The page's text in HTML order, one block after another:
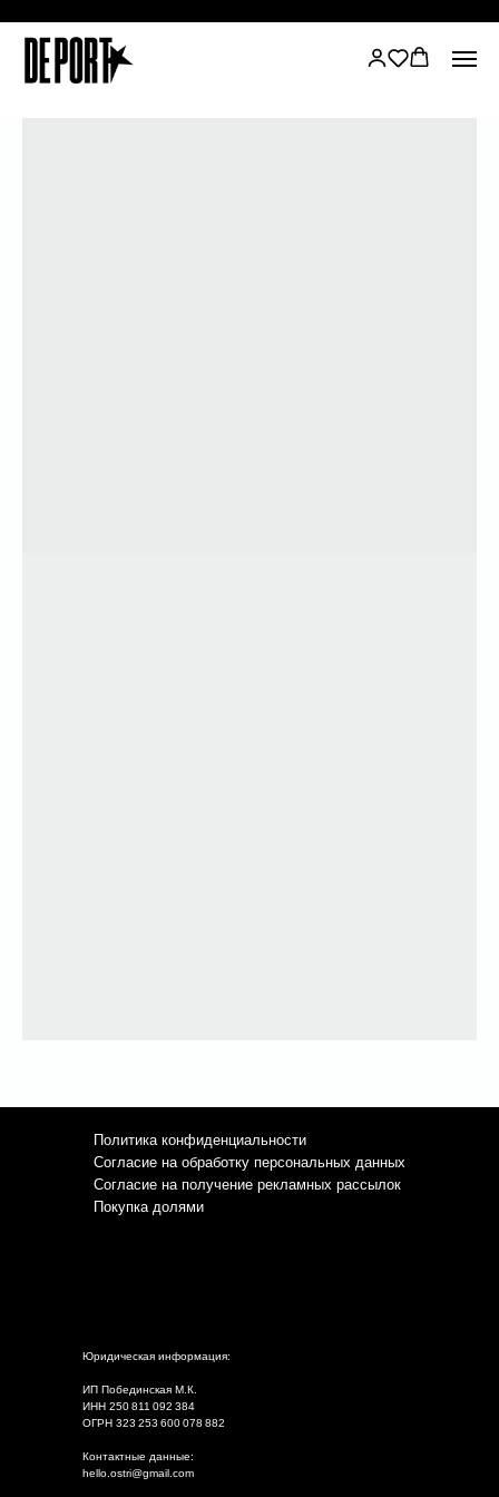
Политика конфиденциальности
Юридическая информация:
ИП Побединская М.К.
ИНН 250 811 092 384
ОГРН 323 253 600 078 882
Контактные данные:
hello.ostri@gmail.com
Cогласие на обработку персональных данных
Cогласие на получение рекламных рассылок
Покупка долями